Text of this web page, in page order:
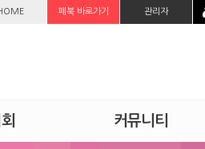
페북 바로가기 관리자
커뮤니티